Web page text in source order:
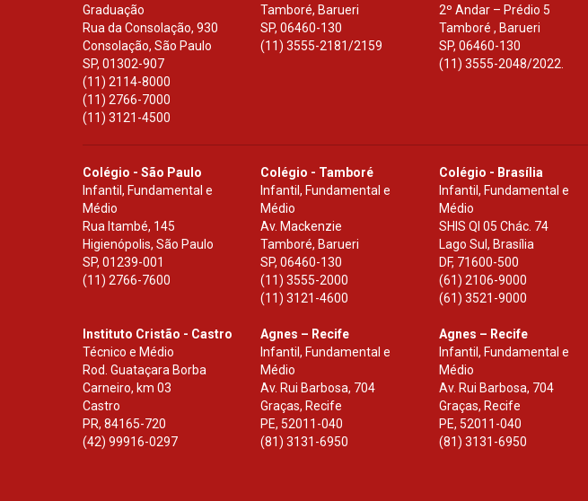
Graduação
Rua da Consolação, 930
Consolação, São Paulo
SP, 01302-907
(11) 2114-8000
(11) 2766-7000
(11) 3121-4500
Tamboré, Barueri
SP,06460-130
(11) 3555-2181/2159
2º Andar – Prédio 5
Tamboré , Barueri
SP, 06460-130
(11) 3555-2048/2022.
Colégio - São Paulo
Infantil, Fundamental e
Médio
Rua Itambé, 145
Higienópolis, São Paulo
SP, 01239-001
(11) 2766-7600
Colégio - Tamboré
Infantil, Fundamental e
Médio
Av. Mackenzie
Tamboré, Barueri
SP,06460-130
(11) 3555-2000
(11) 3121-4600
Colégio - Brasília
Infantil, Fundamental e
Médio
SHIS Ql 05 Chác. 74
Lago Sul, Brasília
DF, 71600-500
(61) 2106-9000
(61) 3521-9000
Instituto Cristão - Castro
Técnico e Médio
Rod. Guataçara Borba
Carneiro, km 03
Castro
PR, 84165-720
(42) 99916-0297
Agnes – Recife
Infantil, Fundamental e
Médio
Av. Rui Barbosa, 704
Graças, Recife
PE, 52011-040
(81) 3131-6950
Agnes – Recife
Infantil, Fundamental e
Médio
Av. Rui Barbosa, 704
Graças, Recife
PE, 52011-040
(81) 3131-6950